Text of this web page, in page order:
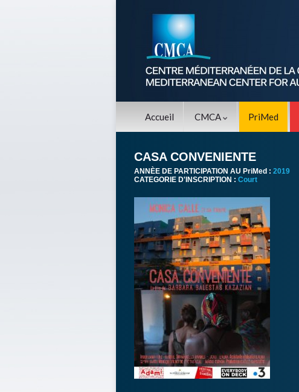
Accueil CMCA PriMed
CASA CONVENIENTE
ANNÈE DE PARTICIPATION AU PriMed : 2019
CATEGORIE D'INSCRIPTION : Court